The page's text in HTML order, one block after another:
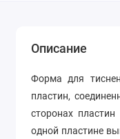
Описание
Форма для
пластин,
сторонах
одной пластине